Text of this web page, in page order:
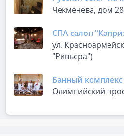
Чекменева, дом
СПА салон
ул.
"Ривьера")
Банный
Олимпийский